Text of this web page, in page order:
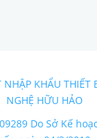
NHẬP KHẨU THIẾT
NGHỆ HỮU HẢO
Do Sở Kế